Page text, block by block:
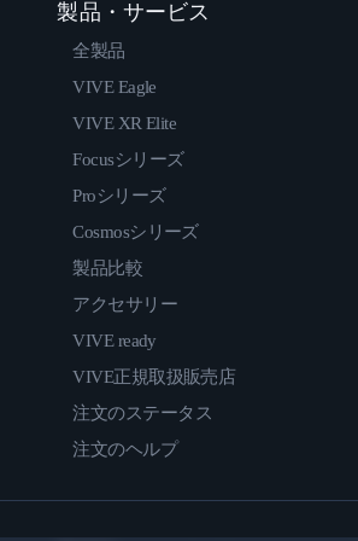
製品・サービス
全製品
VIVE Eagle
VIVE XR Elite
Focusシリーズ
Proシリーズ
Cosmosシリーズ
製品比較
アクセサリー
VIVE ready
VIVE正規取扱販売店
注文のステータス
注文のヘルプ